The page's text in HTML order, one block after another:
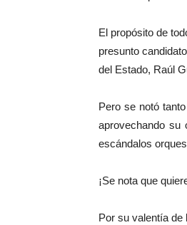
El propósito de
presunto
del Estado, Raúl
Pero se notó
aprovechando su
escándalos
¡Se nota que
Por su valentía de